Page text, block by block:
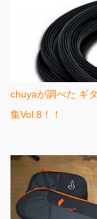
chuyaが調べた ギ
集Vol.8！！